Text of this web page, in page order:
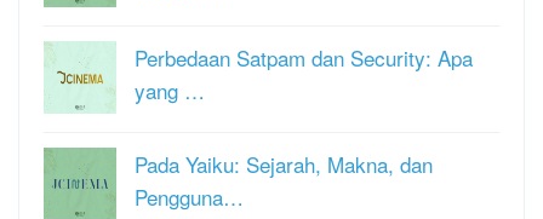
Perbedaan Satpam dan Security: Apa
yang …
Pada Yaiku: Sejarah, Makna, dan
Pengguna…